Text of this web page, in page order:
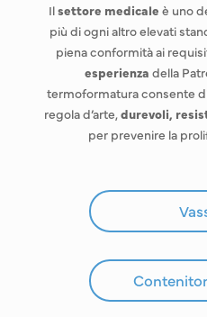
Ilsettore medicale è uno
più di ogni altro elevati
piena conformità ai
esperienza della
termoformatura consente
regola d’arte,durevoli,
per prevenire la